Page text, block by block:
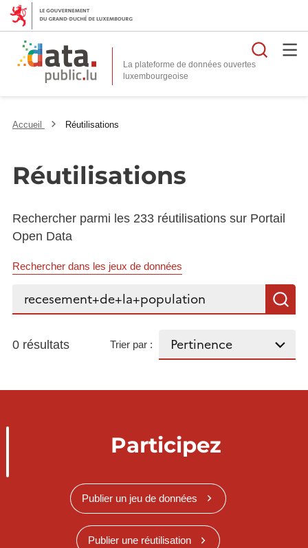
La plateforme de données ouvertes
Accueil Réutilisations
Réutilisations
Rechercher parmi les 233 réutilisations sur Portail
Open Data
Rechercher dans les jeux de données
0 résultats Trier par :
Participez
Publier un jeu de données
Publier une réutilisation